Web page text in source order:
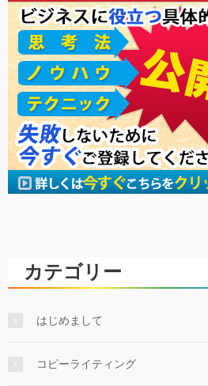
カテゴリー
はじめまして
コピーライティング